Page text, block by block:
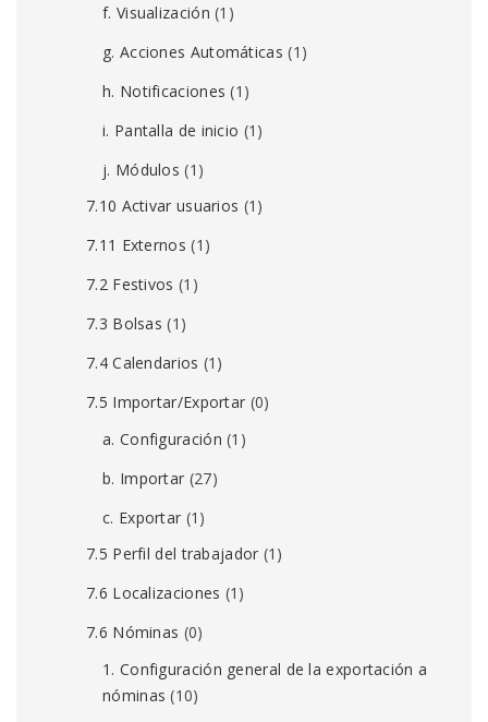
f. Visualización (1)
g. Acciones Automáticas (1)
h. Notificaciones (1)
i. Pantalla de inicio (1)
j. Módulos (1)
7.10 Activar usuarios (1)
7.11 Externos (1)
7.2 Festivos (1)
7.3 Bolsas (1)
7.4 Calendarios (1)
7.5 Importar/Exportar (0)
a. Configuración (1)
b. Importar (27)
c. Exportar (1)
7.5 Perfil del trabajador (1)
7.6 Localizaciones (1)
7.6 Nóminas (0)
1. Configuración general de la exportación a
nóminas (10)